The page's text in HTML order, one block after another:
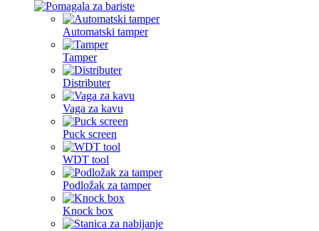
Automatski tamper
Tamper
Distributer
Vaga za kavu
Puck screen
WDT tool
Podložak za tamper
Knock box